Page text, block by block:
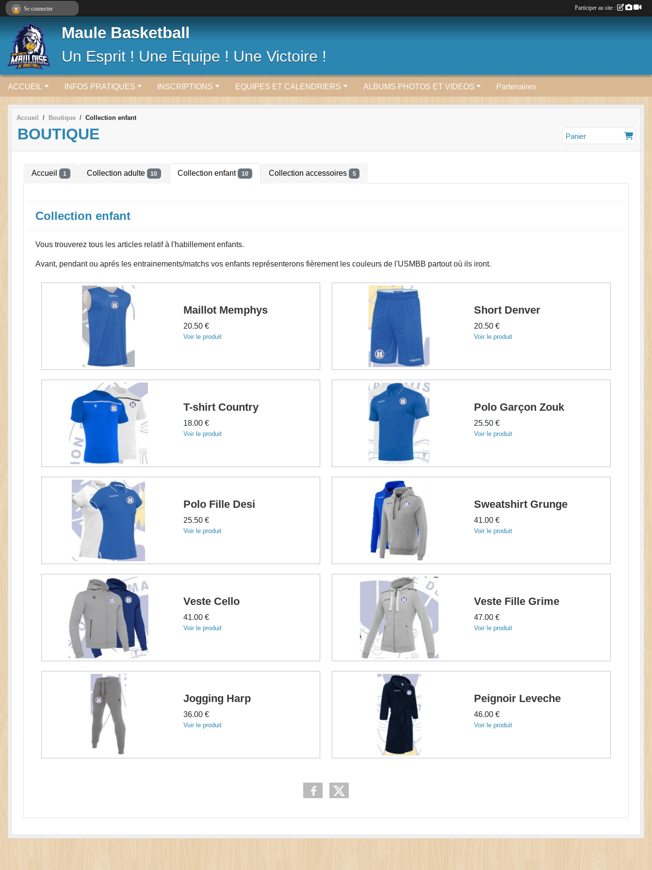
Maule Basketball
Un Esprit ! Une Equipe ! Une Victoire !
ACCUEIL INFOS PRATIQUES INSCRIPTIONS EQUIPES ET CALENDRIERS ALBUMS PHOTOS ET VIDEOS Partenaires
Accueil Boutique Collection enfant
BOUTIQUE Panier
Accueil 1 Collection adulte 10 Collection enfant 10 Collection accessoires 5
Collection enfant
Vous trouverez tous les articles relatif à l'habillement enfants.
Avant, pendant ou aprés les entrainements/matchs vos enfants représenterons fièrement les couleurs de l'USMBB partout où ils iront.
Maillot Memphys
20.50 €
Voir le produit
Short Denver
20.50 €
Voir le produit
T-shirt Country
18.00 €
Voir le produit
Polo Garçon Zouk
25.50 €
Voir le produit
Polo Fille Desi
25.50 €
Voir le produit
Sweatshirt Grunge
41.00 €
Voir le produit
Veste Cello
41.00 €
Voir le produit
Veste Fille Grime
47.00 €
Voir le produit
Jogging Harp
36.00 €
Voir le produit
Peignoir Leveche
46.00 €
Voir le produit
Se connecter Participer au site :
Panneau de gestion des cookies